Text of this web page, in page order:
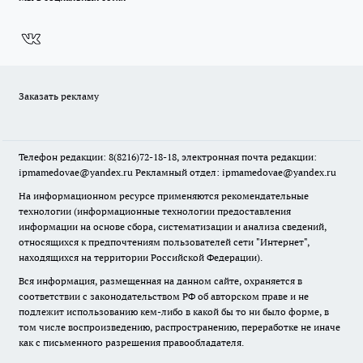
Заказать рекламу
Телефон редакции: 8(8216)72-18-18, электронная почта редакции:
ipmamedovae@yandex.ru Рекламный отдел: ipmamedovae@yandex.ru
На информационном ресурсе применяются рекомендательные
технологии (информационные технологии предоставления
информации на основе сбора, систематизации и анализа сведений,
относящихся к предпочтениям пользователей сети "Интернет",
находящихся на территории Российской Федерации).
Вся информация, размещенная на данном сайте, охраняется в
соответствии с законодательством РФ об авторском праве и не
подлежит использованию кем-либо в какой бы то ни было форме, в
том числе воспроизведению, распространению, переработке не иначе
как с письменного разрешения правообладателя.